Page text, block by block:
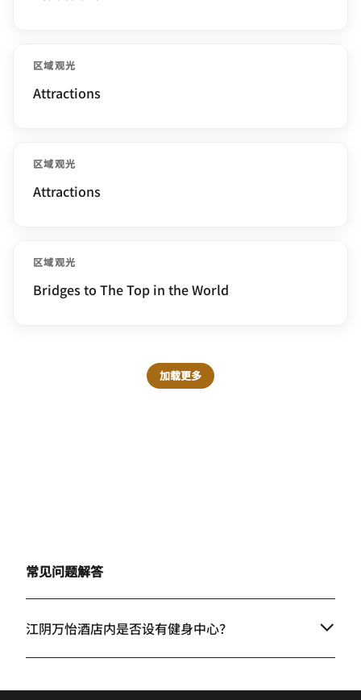
区域观光
Attractions
区域观光
Attractions
区域观光
Bridges to The Top in the World
加载更多
常见问题解答
江阴万怡酒店内是否设有健身中心？